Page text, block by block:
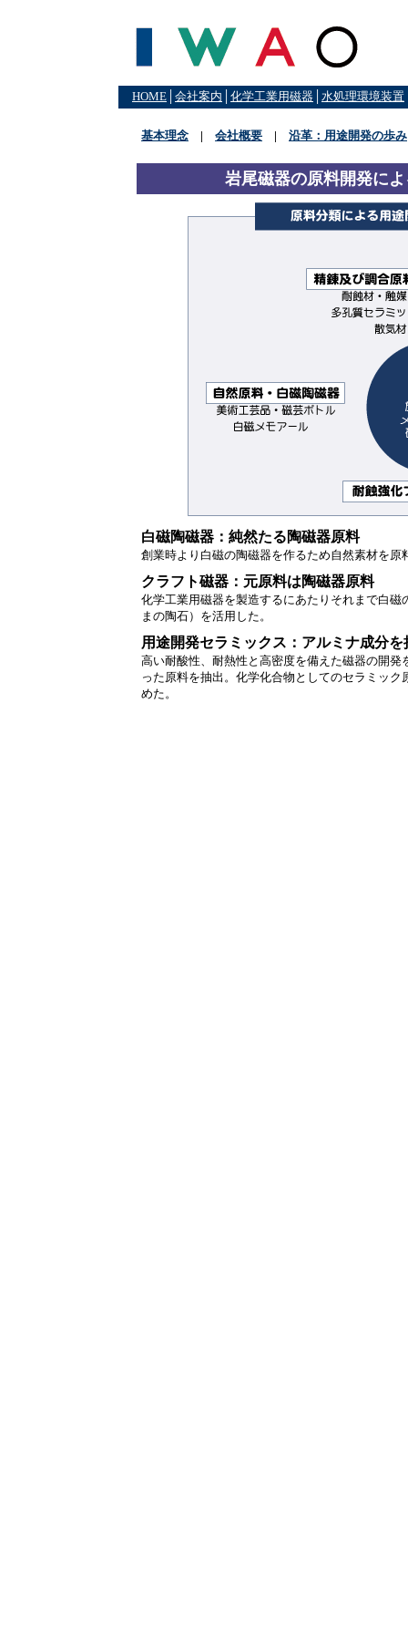
HOME 会社案内 化学工業用磁器 水処理環境装置
基本理念 | 会社概要 | 沿革：用途開発の歩み
岩尾磁器の原料開発に
白磁陶磁器：純然たる陶磁器原料
創業時より白磁の陶磁器を作るため自然素材を
クラフト磁器：元原料は陶磁器原料
化学工業用磁器を製造するにあたりそれまで白
まの陶石）を活用した。
用途開発セラミックス：アルミナ成分
高い耐酸性、耐熱性と高密度を備えた磁器の開
った原料を抽出。化学化合物としてのセラミッ
めた。